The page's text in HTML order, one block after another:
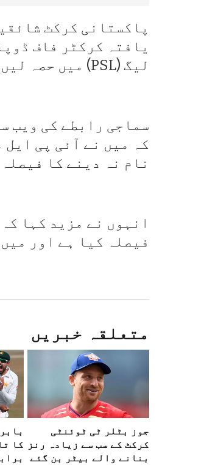
پاکستانی کرکٹ
یافتہ کرکٹر فاف
لیگ (PSL) میں حصہ لیں گے۔
سماجی رابطے کی ویب
نام نہ دینے کا
انہوں نے مزید کہا
فیصلہ کیا ہے اور میں PSL سیزن 11 میں کھیلنے کے لیے پرجوش ہوں۔
متعلقہ خبریں
جوز بٹلر ٹی ٹوئنٹی
کرکٹ کے سب سے زیادہ رنز
بنانے والے بیٹر بن گئے
کا